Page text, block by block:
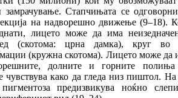
замрачување. Стапчињата се
на надворешно движење (9–18).
лицето може да има
(скотома: црна дамка), круг во
(кружна скотома). Лицето може да
долните и горните
како да гледа низ пиштол. На
предизвикува ноќно